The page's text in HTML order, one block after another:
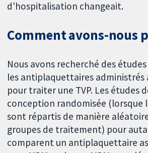
d'hospitalisation changeait.
Comment avons-nous
Nous avons recherché des
les antiplaquettaires administrés
pour traiter une TVP. Les études
conception randomisée (lorsque
sont répartis de manière
groupes de traitement) pour
comparent un antiplaquettaire